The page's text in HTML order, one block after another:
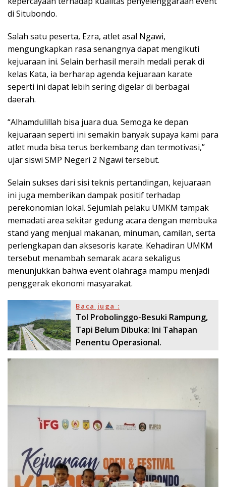
di Situbondo.
Salah satu peserta, Ezra, atlet asal Ngawi,
mengungkapkan rasa senangnya dapat mengikuti
kejuaraan ini. Selain berhasil meraih medali perak di
kelas Kata, ia berharap agenda kejuaraan karate
seperti ini dapat lebih sering digelar di berbagai
daerah.
“Alhamdulillah bisa juara dua. Semoga ke depan
kejuaraan seperti ini semakin banyak supaya kami para
atlet muda bisa terus berkembang dan termotivasi,”
ujar siswi SMP Negeri 2 Ngawi tersebut.
Selain sukses dari sisi teknis pertandingan, kejuaraan
ini juga memberikan dampak positif terhadap
perekonomian lokal. Sejumlah pelaku UMKM tampak
memadati area sekitar gedung acara dengan membuka
stand yang menjual makanan, minuman, camilan, serta
perlengkapan dan aksesoris karate. Kehadiran UMKM
tersebut menambah semarak acara sekaligus
menunjukkan bahwa event olahraga mampu menjadi
penggerak ekonomi masyarakat.
Baca juga :
Tol Probolinggo-Besuki Rampung,
Tapi Belum Dibuka: Ini Tahapan
Penentu Operasional.